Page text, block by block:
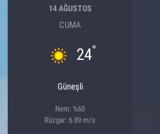
14 AĞUSTOS
CUMA
24°
Güneşli
Nem: %60
Rüzgar: 6.89 m/s